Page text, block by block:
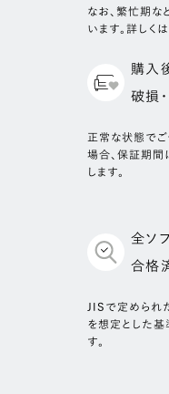
なお、繁忙期
います。詳しくは
購入
破損
正常な状態で
場合、保証期
します。
全ソ
合格
JISで定められ
を想定とした
す。